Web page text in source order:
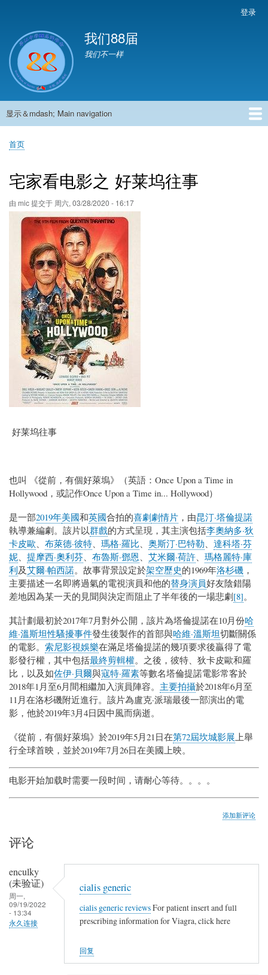
到
主
account
menu
登录
我们88届
我们不一样
Main
显示＆mdash; Main navigation
首页
881班动态
882班动态
883班动态
884班动态
56班动态
留言板
申请用户
面
屑
首页
宅家看电影之 好莱坞往事
由 mic提交于 周六, 03/28/2020 - 16:17
好莱坞往事
也叫 《從前，有個好萊塢》（英語：Once Upon a Time in
Hollywood，或記作Once Upon a Time in... Hollywood）
是一部2019年美國和英國合拍的喜劇劇情片 ，由昆汀·塔倫提諾
執導兼編劇。該片以群戲的方式呈現，其主演包括李奧納多·狄
卡皮歐、 布萊德·彼特、 瑪格·羅比、 奥斯汀·巴特勒、 達科塔·芬
妮、 提摩西·奧利芬、 布魯斯·鄧恩、 艾米爾·荷許、 瑪格麗特·庫
利及艾爾·帕西諾。故事背景設定於架空歷史的1969年洛杉磯 ，
主要描述一名即將過氣的電視演員和他的替身演員好友陰錯陽
差地因為某一天的見聞與決定而阻止了半年後的一場悲劇[8]。
其計劃最初於2017年7月對外公開，該片為塔倫提諾在10月份哈
維·溫斯坦性騷擾事件發生後製作的首部與哈維·溫斯坦切斷關係
的電影。 索尼影視娛樂在滿足塔倫提諾的幾項要求後贏得了電
影發行權，其中包括最終剪輯權。之後，彼特、狄卡皮歐和羅
比，以及如佐伊·貝爾與寇特·羅素等數名塔倫提諾電影常客於
2018年1月至6月間相繼加入演員陣容。 主要拍攝於2018年6月至
11月在洛杉磯附近進行。該片為盧克·派瑞最後一部演出的電
影，他於2019年3月4日因中風而病逝。
《從前，有個好萊塢》於2019年5月21日在第72屆坎城影展上舉
行全球首映，並於2019年7月26日在美國上映。
电影开始加载时需要一段时间，请耐心等待。。。。
添加新评论
评论
enculky
(未验证)
周一,
09/19/2022
- 13:34
永久连接
cialis generic
cialis generic reviewsFor patient insert and full
prescribing information for Viagra, click here
回复